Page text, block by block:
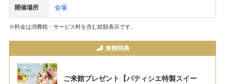
開催場所 会場
※料金は消費税・サービス料を含む総額表示です。
来館特典
ご来館プレゼント【パティシエ特製スイー